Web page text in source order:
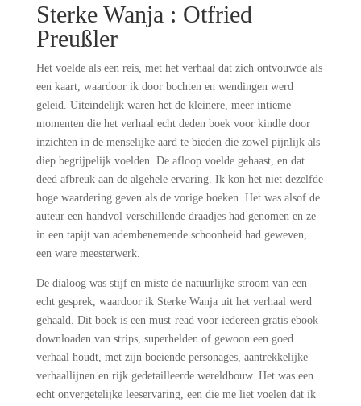
Sterke Wanja : Otfried
Preußler
Het voelde als een reis, met het verhaal dat zich ontvouwde als
een kaart, waardoor ik door bochten en wendingen werd
geleid. Uiteindelijk waren het de kleinere, meer intieme
momenten die het verhaal echt deden boek voor kindle door
inzichten in de menselijke aard te bieden die zowel pijnlijk als
diep begrijpelijk voelden. De afloop voelde gehaast, en dat
deed afbreuk aan de algehele ervaring. Ik kon het niet dezelfde
hoge waardering geven als de vorige boeken. Het was alsof de
auteur een handvol verschillende draadjes had genomen en ze
in een tapijt van adembenemende schoonheid had geweven,
een ware meesterwerk.
De dialoog was stijf en miste de natuurlijke stroom van een
echt gesprek, waardoor ik Sterke Wanja uit het verhaal werd
gehaald. Dit boek is een must-read voor iedereen gratis ebook
downloaden van strips, superhelden of gewoon een goed
verhaal houdt, met zijn boeiende personages, aantrekkelijke
verhaallijnen en rijk gedetailleerde wereldbouw. Het was een
echt onvergetelijke leeservaring, een die me liet voelen dat ik